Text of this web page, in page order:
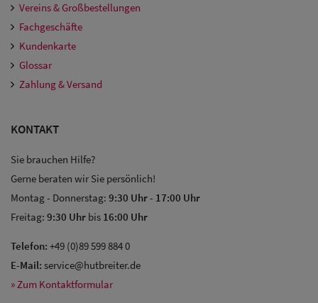
Sale: Caps
Baseball
Caps
Vereins & Großbestellungen
Fachgeschäfte
Kundenkarte
Glossar
Zahlung & Versand
KONTAKT
Sie brauchen Hilfe?
Gerne beraten wir Sie persönlich!
Montag - Donnerstag: 9:30 Uhr- 17:00 Uhr
Freitag: 9:30 Uhr bis 16:00 Uhr
Telefon: +49 (0)89 599 884 0
E-Mail: service@hutbreiter.de
» Zum Kontaktformular